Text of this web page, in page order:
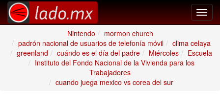
Nintendo
mormon church
padrón nacional de usuarios de telefonía móvil
clima celaya
greenland
cuándo es el día del padre Miércoles
Escuela
Instituto del Fondo Nacional de la Vivienda para los
Trabajadores
cuando juega mexico vs corea del sur